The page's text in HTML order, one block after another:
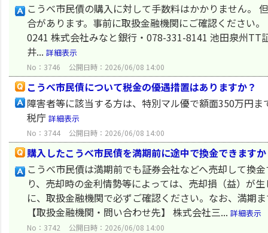
こうべ市民債の購入に対して手数料はかかりません。
合があります。事前に取扱金融機関にご確認ください
0241 株式会社みなと銀行・078-331-8141 池田泉州
井... 詳細表示
No：3746 公開日時：2026/06/08 14:00
こうべ市民債について税金の優遇措置はありますか？
障害者等に該当する方は、特別マル優で額面350万円
税庁 詳細表示
No：3744 公開日時：2026/06/08 14:00
購入したこうべ市民債を満期前に途中で換金できます
こうべ市民債は満期前でも証券会社などへ売却して換
り、売却時の金利情勢等によっては、売却損（益）が
に、取扱金融機関で必ずご確認ください。なお、満期
【取扱金融機関・問い合わせ先】 株式会社三... 詳細表示
No：3742 公開日時：2026/06/08 14:00